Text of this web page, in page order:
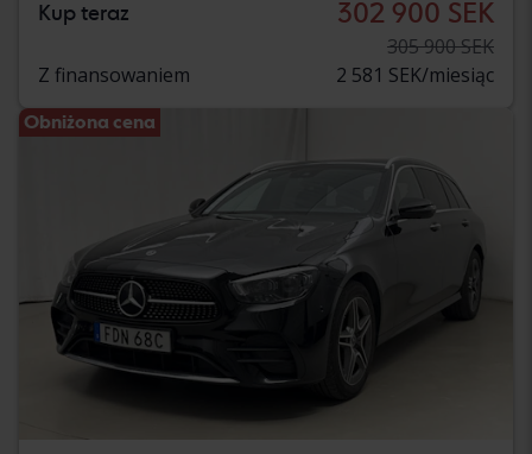
Kup teraz 302 900 SEK
305 900 SEK
Z finansowaniem
2 581 SEK/miesiąc
Obniżona cena